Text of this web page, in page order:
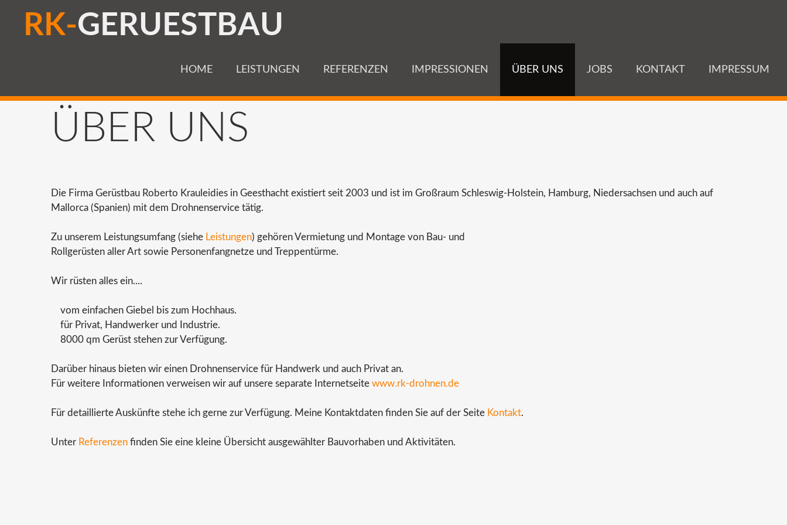
R K-G E RU EST BAU
HOME LEISTUNGEN REFERENZEN IMPRESSIONEN ÜBER UNS JOBS KONTAKT IMPRESSUM
ÜBER UNS
Die Firma Gerüstbau Roberto Krauleidies in Geesthacht existiert seit 2003 und ist im Großraum Schleswig-Holstein, Hamburg, Niedersachsen und auch auf
Mallorca (Spanien) mit dem Drohnenservice tätig.
Zu unserem Leistungsumfang (siehe Leistungen) gehören Vermietung und Montage von Bau- und
Rollgerüsten aller Art sowie Personenfangnetze und Treppentürme.
Wir rüsten alles ein....
vom einfachen Giebel bis zum Hochhaus.
für Privat, Handwerker und Industrie.
8000 qm Gerüst stehen zur Verfügung.
Darüber hinaus bieten wir einen Drohnenservice für Handwerk und auch Privat an.
Für weitere Informationen verweisen wir auf unsere separate Internetseite www.rk-drohnen.de
Für detaillierte Auskünfte stehe ich gerne zur Verfügung. Meine Kontaktdaten finden Sie auf der Seite Kontakt.
Unter Referenzen finden Sie eine kleine Übersicht ausgewählter Bauvorhaben und Aktivitäten.